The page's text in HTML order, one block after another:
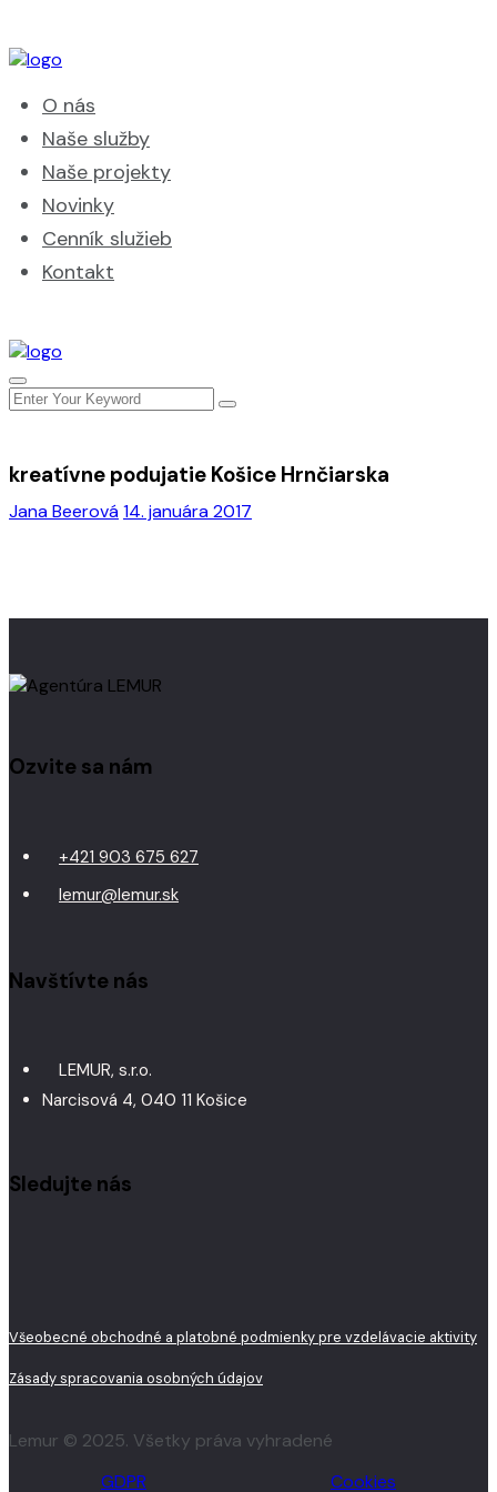
O nás
Naše služby
Naše projekty
Novinky
Cenník služieb
Kontakt
Jana Beerová14. januára 2017
kreatívne podujatie Košice Hrnčiarska
Ozvite sa nám
+421 903 675 627
lemur@lemur.sk
Navštívte nás
LEMUR, s.r.o.
Narcisová 4, 040 11 Košice
Sledujte nás
Všeobecné obchodné a platobné podmienky pre vzdelávacie aktivity
Zásady spracovania osobných údajov
Lemur © 2025. Všetky práva vyhradené
GDPR
Cookies